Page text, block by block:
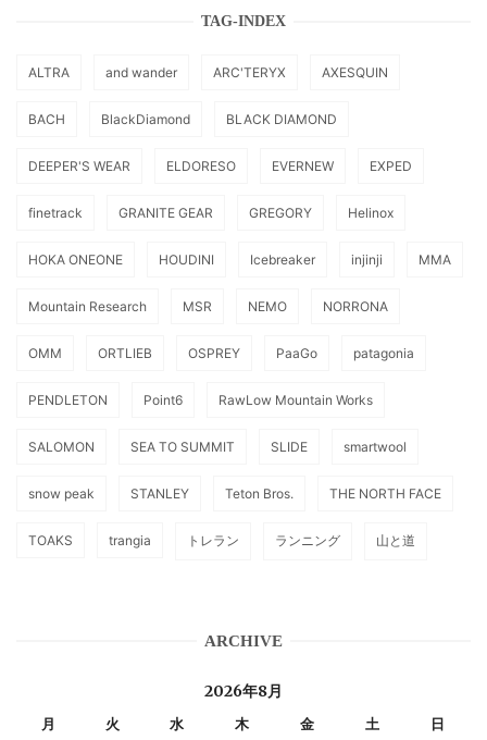
TAG-INDEX
ALTRA and wander ARC'TERYX AXESQUIN
BACH BlackDiamond BLACK DIAMOND
DEEPER'S WEAR ELDORESO EVERNEW EXPED
finetrack GRANITE GEAR GREGORY Helinox
HOKA ONEONE HOUDINI Icebreaker injinji MMA
Mountain Research MSR NEMO NORRONA
OMM ORTLIEB OSPREY PaaGo patagonia
PENDLETON Point6 RawLow Mountain Works
SALOMON SEA TO SUMMIT SLIDE smartwool
snow peak STANLEY Teton Bros. THE NORTH FACE
TOAKS trangia トレラン ランニング 山と道
ARCHIVE
2026年8月
月 火 水 木 金 土 日